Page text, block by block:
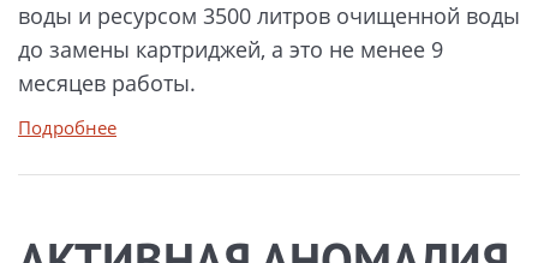
воды и ресурсом 3500 литров очищенной воды
до замены картриджей, а это не менее 9
месяцев работы.
Подробнее